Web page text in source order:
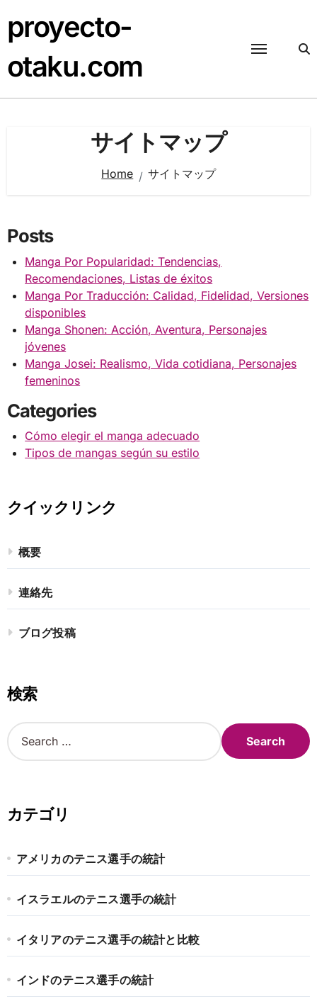
to
content
proyecto-
otaku.com
サイトマップ
Home サイトマップ
Posts
Manga Por Popularidad: Tendencias,
Recomendaciones, Listas de éxitos
Manga Por Traducción: Calidad, Fidelidad, Versiones
disponibles
Manga Shonen: Acción, Aventura, Personajes
jóvenes
Manga Josei: Realismo, Vida cotidiana, Personajes
femeninos
Categories
Cómo elegir el manga adecuado
Tipos de mangas según su estilo
クイックリンク
概要
連絡先
ブログ投稿
検索
S
e
f
r
カテゴリ
アメリカのテニス選手の統計
イスラエルのテニス選手の統計
イタリアのテニス選手の統計と比較
インドのテニス選手の統計